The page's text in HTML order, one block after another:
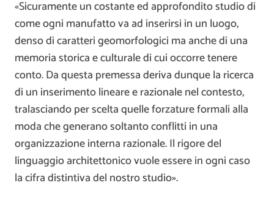
«Sicuramente un costante ed approfondito studio di
come ogni manufatto va ad inserirsi in un luogo,
denso di caratteri geomorfologici ma anche di una
memoria storica e culturale di cui occorre tenere
conto. Da questa premessa deriva dunque la ricerca
di un inserimento lineare e razionale nel contesto,
tralasciando per scelta quelle forzature formali alla
moda che generano soltanto conflitti in una
organizzazione interna razionale. Il rigore del
linguaggio architettonico vuole essere in ogni caso
la cifra distintiva del nostro studio».